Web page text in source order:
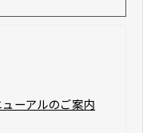
ーアルのご案内